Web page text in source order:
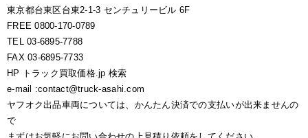
東京都台東区台東2-1-3 センチュリービル 6F
FREE 0800-170-0789
TEL 03-6895-7788
FAX 03-6895-7733
HP トラック買取価格.jp 検索
e-mail :contact@truck-asahi.com
ヤフオク出品車両については、かんたん決済での支払いが出来ませんの
で